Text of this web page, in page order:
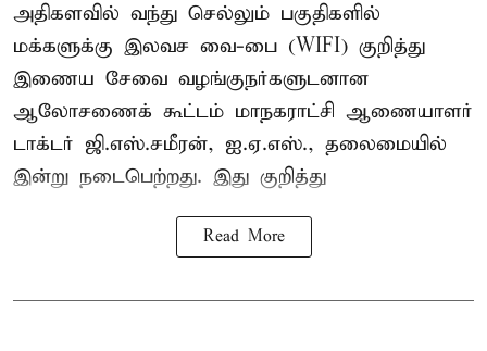
அதிகளவில் வந்து செல்லும் பகுதிகளில்
மக்களுக்கு இலவச வை-பை (WIFI) குறித்து
இணைய சேவை வழங்குநர்களுடனான
ஆலோசணைக் கூட்டம் மாநகராட்சி ஆணையாளர்
டாக்டர் ஜி.எஸ்.சமீரன், ஐ.ஏ.எஸ்., தலைமையில்
இன்று நடைபெற்றது. இது குறித்து
Read More